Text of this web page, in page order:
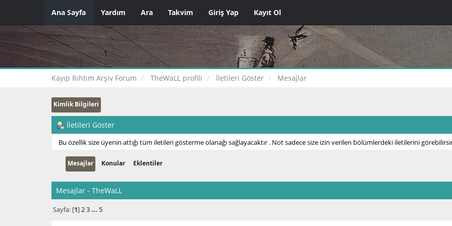
Ana Sayfa Yardım Ara Takvim Giriş Yap Kayıt Ol
Kayıp Rıhtım Arşiv Forum TheWaLL profili İletileri Göster Mesajlar
Kimlik Bilgileri
İletileri Göster
Bu özellik size üyenin attığı tüm iletileri gösterme olanağı sağlayacaktır . Not sadece size izin verilen bölümlerdeki iletilerini
Mesajlar Konular Eklentiler
Mesajlar - TheWaLL
Sayfa: [1]2 3 ... 5